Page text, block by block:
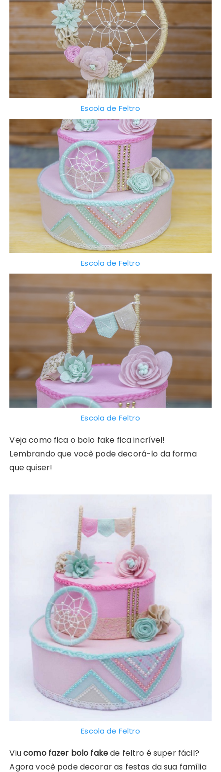
Escola de Feltro
Escola de Feltro
Escola de Feltro
Veja como fica o bolo fake fica incrível!
Lembrando que você pode decorá-lo da forma
que quiser!
Escola de Feltro
Viucomo fazer bolo fakede feltro é super fácil?
Agora você pode decorar as festas da sua família